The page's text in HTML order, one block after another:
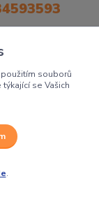
Moravě to je
souborů
se Vašich
.